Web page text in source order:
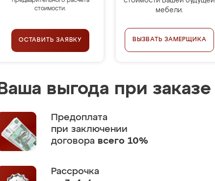
стоимости.
ОСТАВИТЬ ЗАЯВКУ
мебели.
ВЫЗВАТЬ ЗАМЕРЩИКА
Ваша выгода при заказе
Предоплата
при заключении
договора всего 10%
Рассрочка